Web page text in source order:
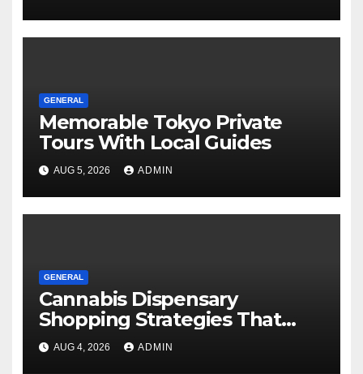
GENERAL
Memorable Tokyo Private
Tours With Local Guides
AUG 5, 2026 ADMIN
GENERAL
Cannabis Dispensary
Shopping Strategies That
Work
AUG 4, 2026 ADMIN